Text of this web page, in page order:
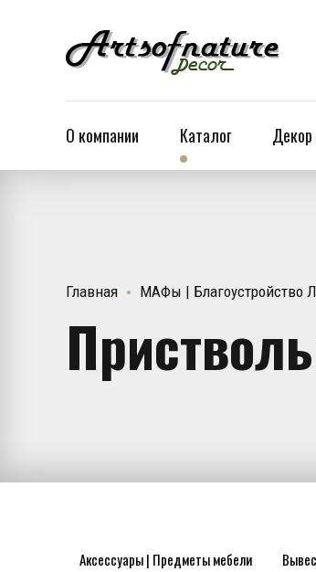
О компании Каталог Декор
Главная МАФы | Благоустройство
Аксессуары | Предметы мебели